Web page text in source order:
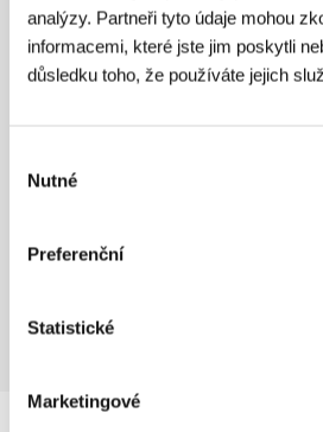
analýzy. Partneři tyto údaje mohou
informacemi, které jste jim poskytli
důsledku toho, že používáte jejich
souhlasu
Nutné
Preferenční
Statistické
Marketingové
Režie: Claudia Heuermann /
Sestup z hory
(I Am Trying To Break Your Heart)